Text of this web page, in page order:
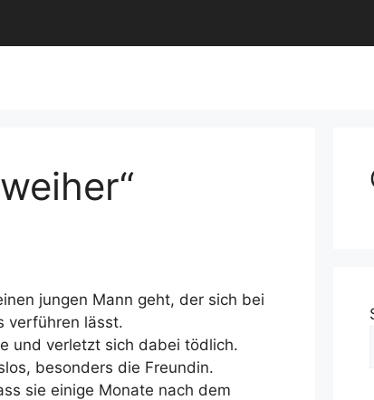
jungen Mann geht, der sich bei
verführen lässt.
und verletzt sich dabei tödlich.
besonders die Freundin.
sie einige Monate nach dem